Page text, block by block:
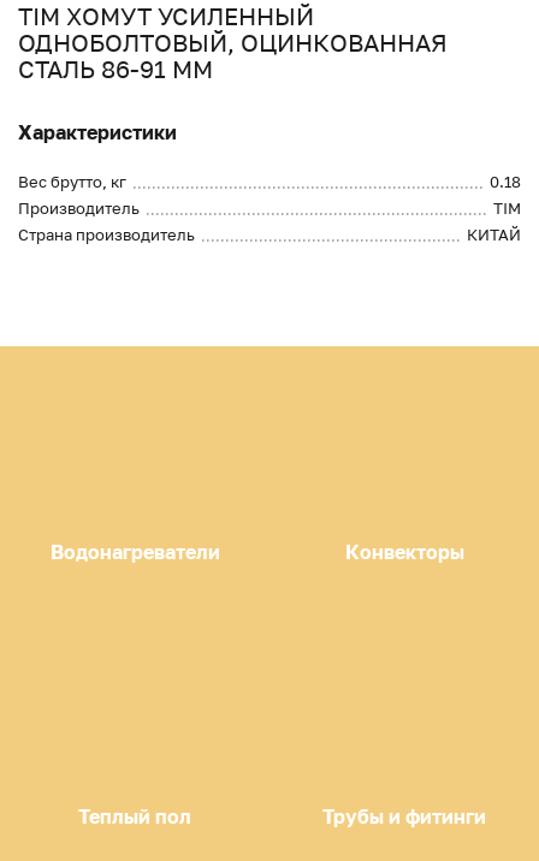
TIM ХОМУТ УСИЛЕННЫЙ
ОДНОБОЛТОВЫЙ, ОЦИНКОВАННАЯ
СТАЛЬ 86-91 ММ
Характеристики
Вес брутто, кг
0.18
Производитель
TIM
Страна производитель
КИТАЙ
Водонагреватели Конвекторы
Теплый пол Трубы и фитинги